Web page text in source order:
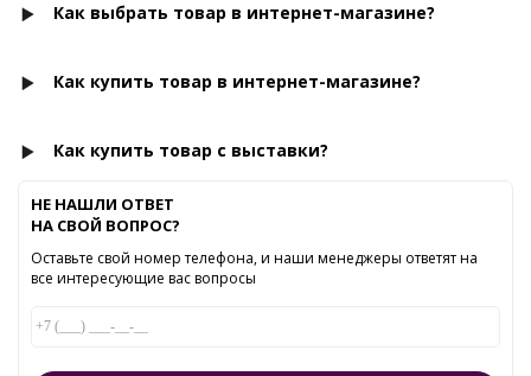
Как выбрать товар в интернет-магазине?
Как купить товар в интернет-магазине?
Как купить товар с выставки?
НЕ НАШЛИ ОТВЕТ
НА СВОЙ ВОПРОС?
Оставьте свой номер телефона, и наши менеджеры ответят на
все интересующие вас вопросы